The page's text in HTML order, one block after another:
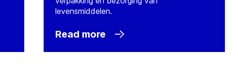
levensmiddelen.
Read more